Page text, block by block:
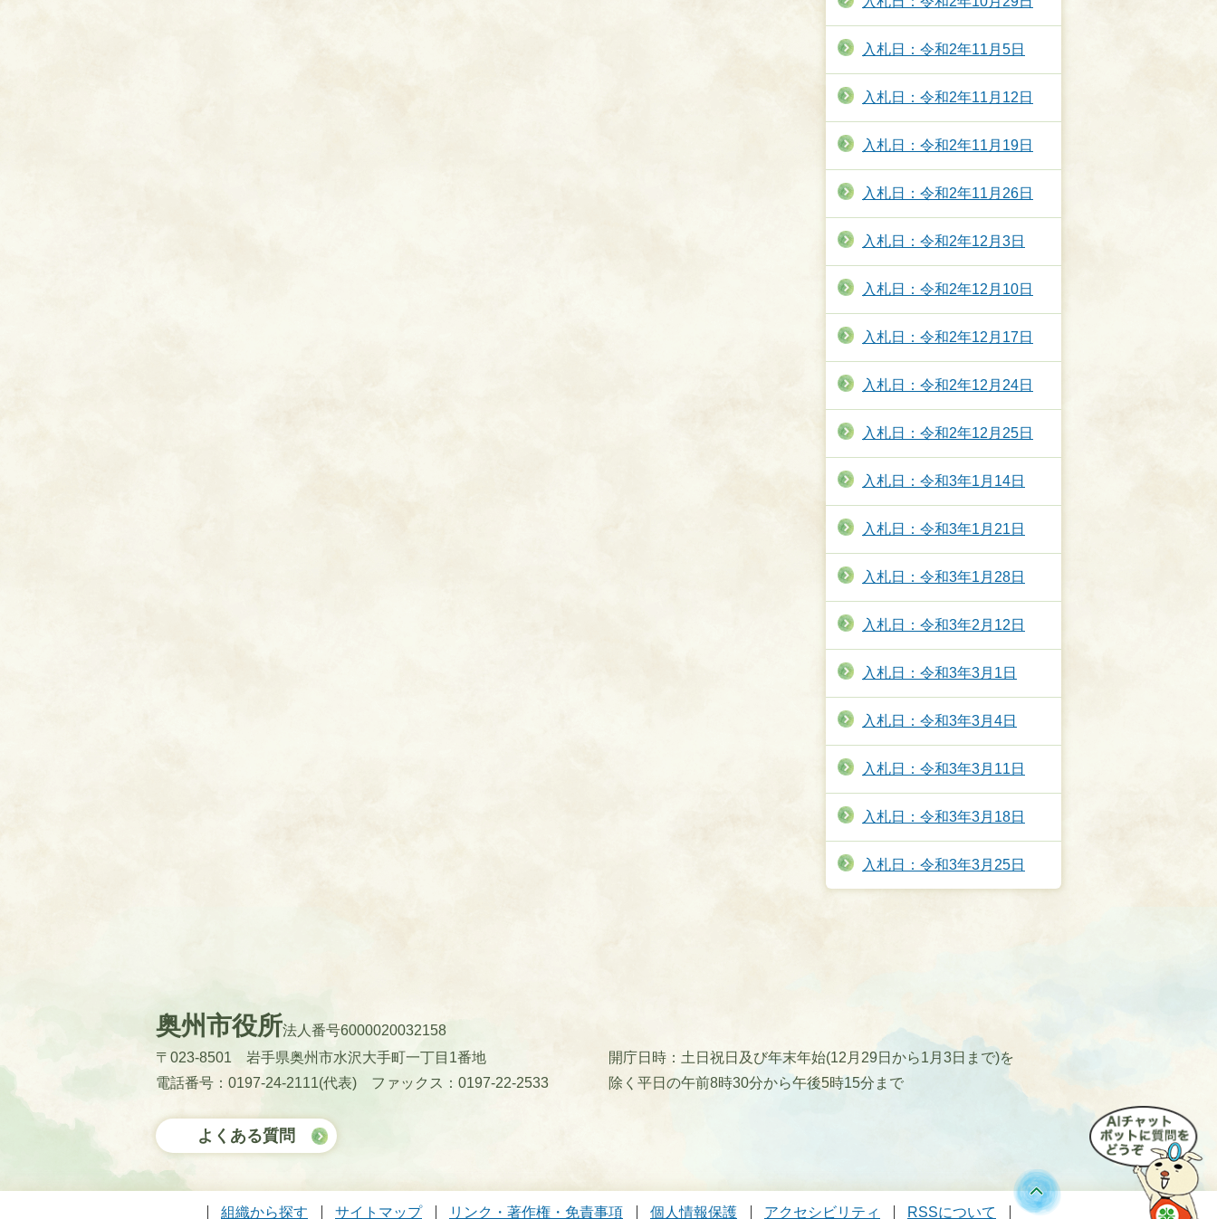
入札日：令和2年11月5日
入札日：令和2年11月12日
入札日：令和2年11月19日
入札日：令和2年11月26日
入札日：令和2年12月3日
入札日：令和2年12月10日
入札日：令和2年12月17日
入札日：令和2年12月24日
入札日：令和2年12月25日
入札日：令和3年1月14日
入札日：令和3年1月21日
入札日：令和3年1月28日
入札日：令和3年2月12日
入札日：令和3年3月1日
入札日：令和3年3月4日
入札日：令和3年3月11日
入札日：令和3年3月18日
入札日：令和3年3月25日
奥州市役所法人番号6000020032158
〒023-8501 岩手県奥州市水沢大手町一丁目1番地
電話番号：0197-24-2111(代表)
ファックス：0197-22-2533
開庁日時：土日祝日及び年末年始(12月29日から1月3日まで)を
除く平日の午前8時30分から午後5時15分まで
よくある質問
組織から探す サイトマップ リンク・著作権・免責事項 個人情報保護 アクセシビリティ RSSについて